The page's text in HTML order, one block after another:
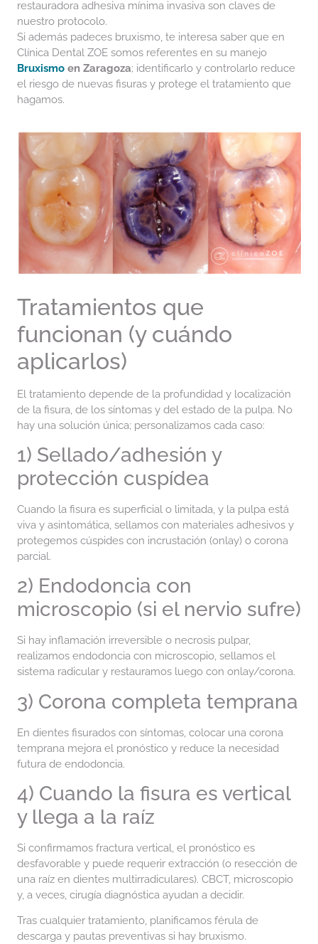
restauradora adhesiva mínima invasiva son claves de
nuestro protocolo.
Si además padeces bruxismo, te interesa saber que en
Clínica Dental ZOE somos referentes en su manejo
Bruxismo en Zaragoza; identificarlo y controlarlo reduce
el riesgo de nuevas fisuras y protege el tratamiento que
hagamos.
Tratamientos que
funcionan (y cuándo
aplicarlos)
El tratamiento depende de la profundidad y localización
de la fisura, de los síntomas y del estado de la pulpa. No
hay una solución única; personalizamos cada caso:
1) Sellado/adhesión y
protección cuspídea
Cuando la fisura es superficial o limitada, y la pulpa está
viva y asintomática, sellamos con materiales adhesivos y
protegemos cúspides con incrustación (onlay) o corona
parcial.
2) Endodoncia con
microscopio (si el nervio sufre)
Si hay inflamación irreversible o necrosis pulpar,
realizamos endodoncia con microscopio, sellamos el
sistema radicular y restauramos luego con onlay/corona.
3) Corona completa temprana
En dientes fisurados con síntomas, colocar una corona
temprana mejora el pronóstico y reduce la necesidad
futura de endodoncia.
4) Cuando la fisura es vertical
y llega a la raíz
Si confirmamos fractura vertical, el pronóstico es
desfavorable y puede requerir extracción (o resección de
una raíz en dientes multirradiculares). CBCT, microscopio
y, a veces, cirugía diagnóstica ayudan a decidir.
Tras cualquier tratamiento, planificamos férula de
descarga y pautas preventivas si hay bruxismo.